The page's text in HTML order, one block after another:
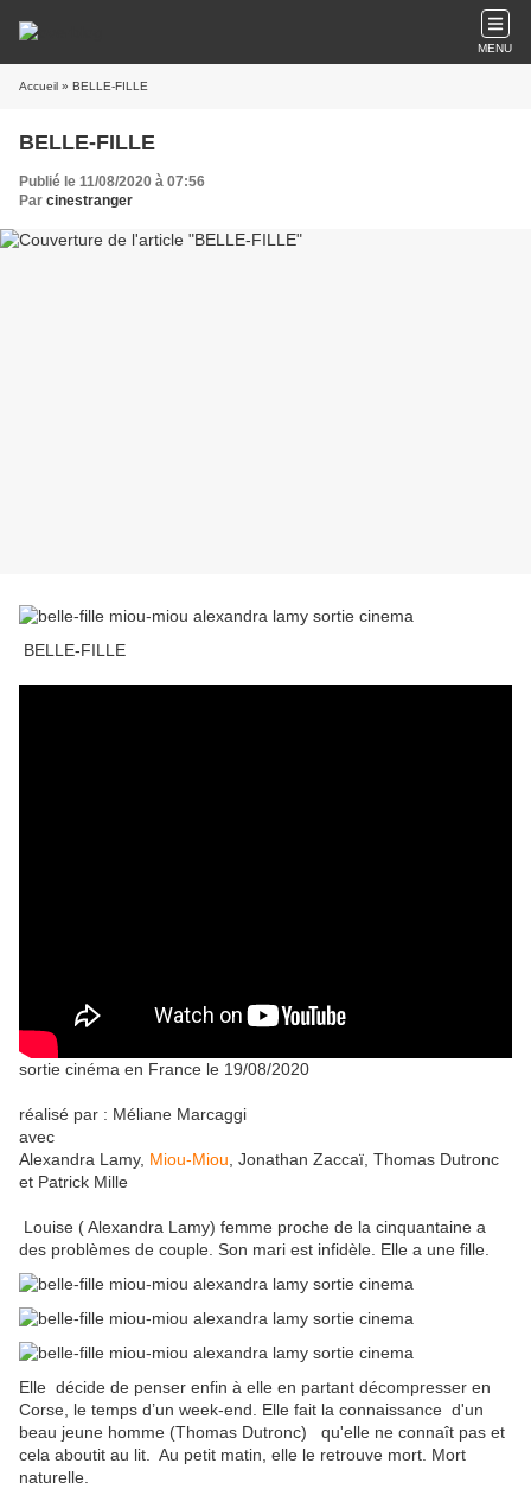
MENU
Accueil » BELLE-FILLE
BELLE-FILLE
Publié le 11/08/2020 à 07:56
Par cinestranger
BELLE-FILLE
sortie cinéma en France le 19/08/2020
réalisé par : Méliane Marcaggi
avec
Alexandra Lamy, Miou-Miou , Jonathan Zaccaï, Thomas Dutronc
et Patrick Mille
Louise ( Alexandra Lamy) femme proche de la cinquantaine a
des problèmes de couple. Son mari est infidèle. Elle a une fille.
Elle décide de penser enfin à elle en partant décompresser en
Corse, le temps d’un week-end. Elle fait la connaissance d'un
beau jeune homme (Thomas Dutronc) qu'elle ne connaît pas et
cela aboutit au lit. Au petit matin, elle le retrouve mort. Mort
naturelle.